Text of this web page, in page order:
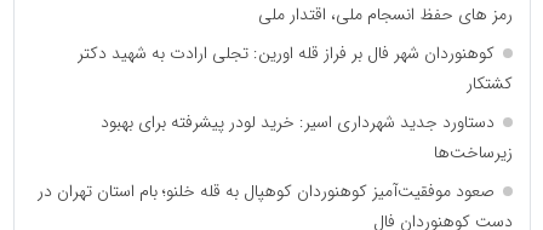
رمز های حفظ انسجام ملی، اقتدار ملی
کوهنوردان شهر فال بر فراز قله اورین: تجلی ارادت به شهید دکتر
کشتکار
دستاورد جدید شهرداری اسیر: خرید لودر پیشرفته برای بهبود
زیرساخت‌ها
صعود موفقیت‌آمیز کوهنوردان کوهپال به قله خلنو؛ بام استان تهران در
دست کوهنوردان فال